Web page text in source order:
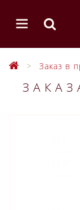
Заказ в